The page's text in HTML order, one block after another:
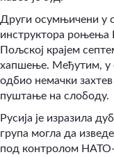
Други осумњичени у
инструктора роњења
Пољској крајем
хапшење. Међутим, у
одбио немачки
пуштање на слободу.
Русија је изразила
група могла да
под контролом